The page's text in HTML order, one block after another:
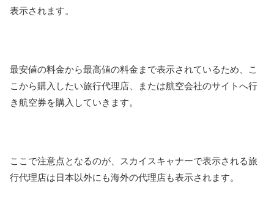
表示されます。
最安値の料金から最高値の料金まで表示されているため、こ
こから購入したい旅行代理店、または航空会社のサイトへ行
き航空券を購入していきます。
ここで注意点となるのが、スカイスキャナーで表示される旅
行代理店は日本以外にも海外の代理店も表示されます。